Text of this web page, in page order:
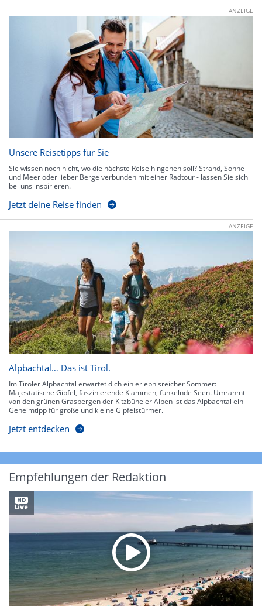
ANZEIGE
Unsere Reisetipps für Sie
Sie wissen noch nicht, wo die nächste Reise hingehen soll? Strand, Sonne
und Meer oder lieber Berge verbunden mit einer Radtour - lassen Sie sich
bei uns inspirieren.
Jetzt deine Reise finden
ANZEIGE
Alpbachtal… Das ist Tirol.
Im Tiroler Alpbachtal erwartet dich ein erlebnisreicher Sommer:
Majestätische Gipfel, faszinierende Klammen, funkelnde Seen. Umrahmt
von den grünen Grasbergen der Kitzbüheler Alpen ist das Alpbachtal ein
Geheimtipp für große und kleine Gipfelstürmer.
Jetzt entdecken
Empfehlungen der Redaktion